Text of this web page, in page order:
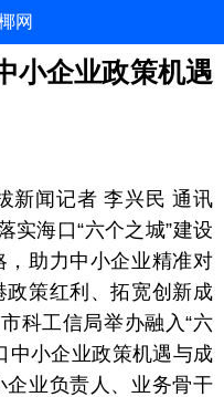
网
小企业政策机遇
新闻记者 李兴民 通讯
实海口“六个之城”建设
助力中小企业精准对
策红利、拓宽创新成
科工信局举办融入“六
小企业政策机遇与成
业负责人、业务骨干